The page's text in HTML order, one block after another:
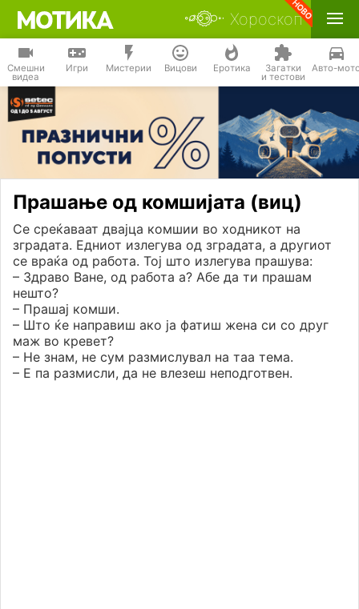
Хороскоп
Смешни
видеа
Игри Мистерии Вицови Еротика Загатки
и тестови
Авто-
Прашање од комшијата (виц)
Се среќаваат двајца комшии во ходникот на
зградата. Едниот излегува од зградата, а другиот
се враќа од работа. Тој што излегува прашува:
– Здраво Ване, од работа а? Абе да ти прашам
нешто?
– Прашај комши.
– Што ќе направиш ако ја фатиш жена си со друг
маж во кревет?
– Не знам, не сум размислувал на таа тема.
– Е па размисли, да не влезеш неподготвен.